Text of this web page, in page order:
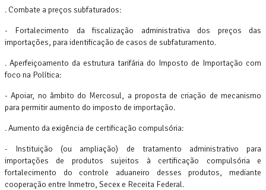
. Combate a preços subfaturados:
- Fortalecimento da fiscalização administrativa dos preços das
importações, para identificação de casos de subfaturamento.
. Aperfeiçoamento da estrutura tarifária do Imposto de Importação com
foco na Política:
- Apoiar, no âmbito do Mercosul, a proposta de criação de mecanismo
para permitir aumento do imposto de importação.
. Aumento da exigência de certificação compulsória:
- Instituição (ou ampliação) de tratamento administrativo para
importações de produtos sujeitos à certificação compulsória e
fortalecimento do controle aduaneiro desses produtos, mediante
cooperação entre Inmetro, Secex e Receita Federal.